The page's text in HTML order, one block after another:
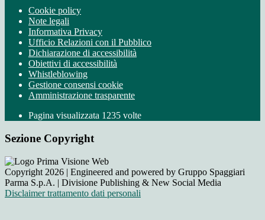
Cookie policy
Note legali
Informativa Privacy
Ufficio Relazioni con il Pubblico
Dichiarazione di accessibilità
Obiettivi di accessibilità
Whistleblowing
Gestione consensi cookie
Amministrazione trasparente
Pagina visualizzata 1235 volte
Sezione Copyright
Copyright 2026 | Engineered and powered by Gruppo Spaggiari
Parma S.p.A. | Divisione Publishing & New Social Media
Disclaimer trattamento dati personali